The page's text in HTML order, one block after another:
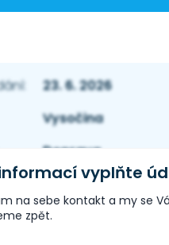
23. 6. 2026
Vysočina
Doprava
vyplňte
na sebe kontakt a my se
zpět.